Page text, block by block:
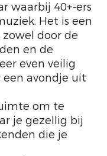
waarbij 40+-ers
Het is een
door de
en de
even veilig
een avondje uit
om te
je gezellig bij
die je